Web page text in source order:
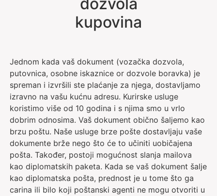
kupovina
Jednom kada vaš dokument (vozačka dozvola,
putovnica, osobne iskaznice or dozvole boravka) je
spreman i izvršili ste plaćanje za njega, dostavljamo
izravno na vašu kućnu adresu. Kurirske usluge
koristimo više od 10 godina i s njima smo u vrlo
dobrim odnosima. Vaš dokument obično šaljemo kao
brzu poštu. Naše usluge brze pošte dostavljaju vaše
dokumente brže nego što će to učiniti uobičajena
pošta. Također, postoji mogućnost slanja mailova
kao diplomatskih paketa. Kada se vaš dokument šalje
kao diplomatska pošta, prednost je u tome što ga
carina ili bilo koji poštanski agenti ne mogu otvoriti u